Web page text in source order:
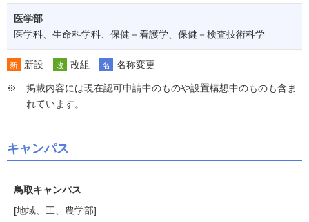
医学部
医学科、生命科学科、保健－看護学、保健－検査技術科学
新 新設 改 改組 名 名称変更
掲載内容には現在認可申請中のものや設置構想中のものも含ま
れています。
キャンパス
鳥取キャンパス
[地域、工、農学部]